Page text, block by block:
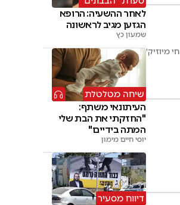
מיוזיק'
לאחר ההשעיה: הרופא
הגזען מגיב לראשונה
שמעון כץ
שיחה מטלטלת
העיתונאי משתף:
"החזקתי את הבת שלי
המתה בידיים"
יוסי חיים מימון
דיווח מסעיר